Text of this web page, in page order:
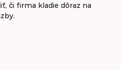
či firma kladie dôraz na